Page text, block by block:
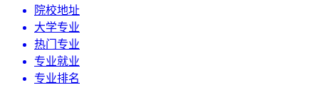
院校地址
大学专业
热门专业
专业就业
专业排名